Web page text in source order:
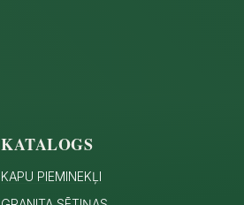
KATALOGS
KAPU PIEMINEKĻI